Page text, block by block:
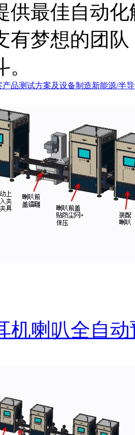
供最佳自动
有梦想的团
产品测试方案及设备制造新能源/半
机喇叭全自